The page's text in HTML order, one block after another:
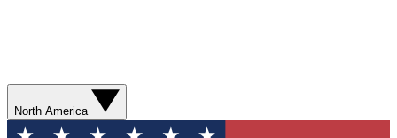
North America